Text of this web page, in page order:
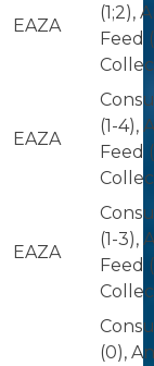
EAZA
(1;2),
Feed
EAZA
(1-4),
Feed
EAZA
(1-3),
Feed
(0),